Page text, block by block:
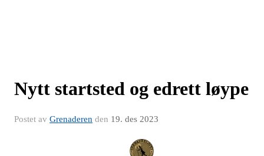
Nytt startsted og edrett løype
Postet av Grenaderen den 19. des 2023